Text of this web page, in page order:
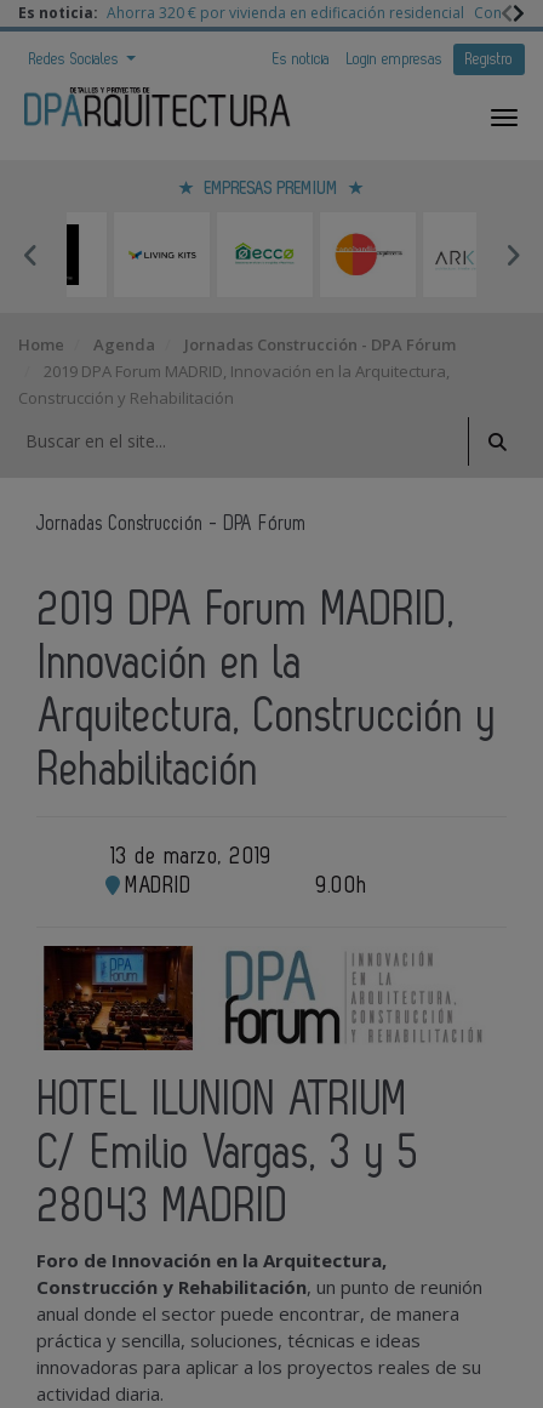
Es noticia: Ahorra 320 € por vivienda en edificación residencial
Redes Sociales Es noticia Login empresas Registro
EMPRESAS PREMIUM
Home Agenda
Jornadas Construcción - DPA Fórum
2019 DPA Forum MADRID, Innovación en la Arquitectura,
Construcción y Rehabilitación
Jornadas Construcción - DPA Fórum
2019 DPA Forum MADRID,
Innovación en la
Arquitectura, Construcción y
Rehabilitación
13 de marzo, 2019
MADRID
9.00h
HOTEL ILUNION ATRIUM
C/ Emilio Vargas, 3 y 5
28043 MADRID
Foro de Innovación en la Arquitectura,
Construcción y Rehabilitación, un punto de reunión
anual donde el sector puede encontrar, de manera
práctica y sencilla, soluciones, técnicas e ideas
innovadoras para aplicar a los proyectos reales de su
actividad diaria.